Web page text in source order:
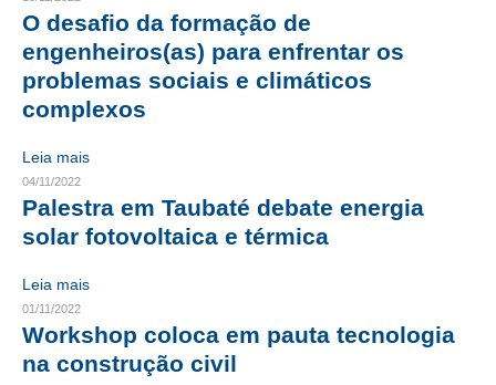
CONSELHOS ASSESSORES
PERSONALIDADES DA TECNOLOGIA
TRANSPARÊNCIA
ACORDOS, CONVENÇÕES E DISSÍDIOS
CONTRIBUIÇÕES
O desafio da formação de
engenheiros(as) para enfrentar os
problemas sociais e climáticos
complexos
Leia mais
04/11/2022
Palestra em Taubaté debate energia
solar fotovoltaica e térmica
Leia mais
01/11/2022
Workshop coloca em pauta tecnologia
na construção civil